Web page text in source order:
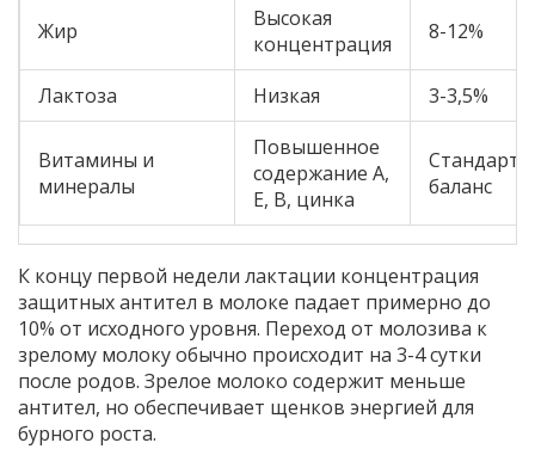
Жир
Высокая
концентрация
8-12%
Лактоза Низкая 3-3,5%
Витамины и
минералы
Повышенное
содержание A,
E, B, цинка
баланс
К концу первой недели лактации концентрация
защитных антител в молоке падает примерно до
10% от исходного уровня. Переход от молозива к
зрелому молоку обычно происходит на 3-4 сутки
после родов. Зрелое молоко содержит меньше
антител, но обеспечивает щенков энергией для
бурного роста.